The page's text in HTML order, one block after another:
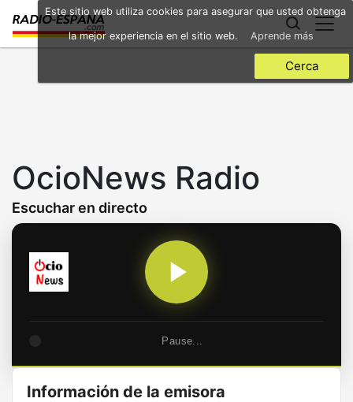
main
OcioNews Radio
Escuchar en directo
Pause...
Información de la emisora
Este sitio web utiliza cookies para asegurar que usted obtenga
la mejor experiencia en el sitio web. Aprende más
Cerca